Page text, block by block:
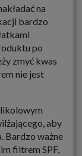
na
bardzo
po
zmyć kwas
nie jest
aby
Bardzo ważne
filtrem SPF,